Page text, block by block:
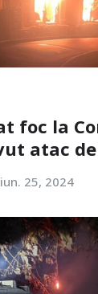
foc la
atac
iun. 25, 2024